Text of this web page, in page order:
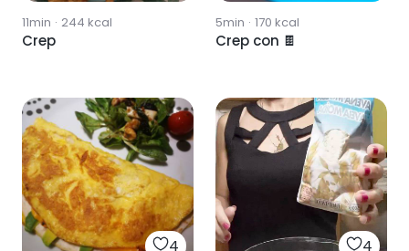
11min · 244 kcal
Crep
5min · 170 kcal
Crep con 🍫
4 4